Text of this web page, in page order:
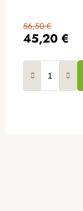
45,20 €
56,50 €